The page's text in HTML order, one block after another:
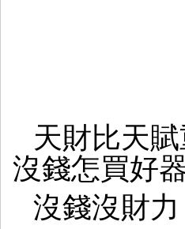
天財比天
沒錢怎買好
沒錢沒財